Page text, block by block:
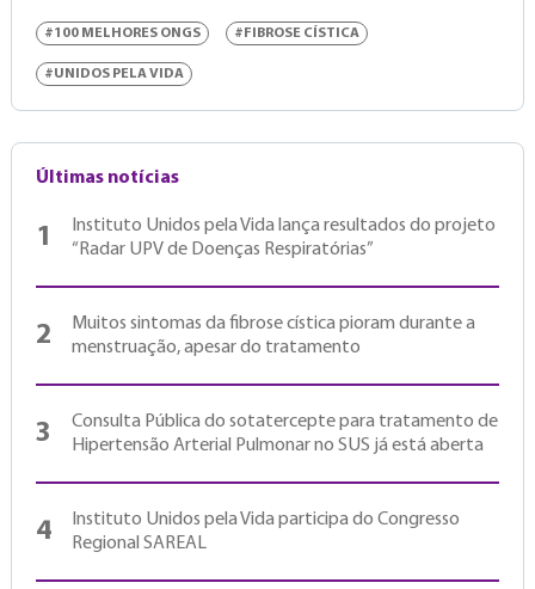
#100 MELHORES ONGS #FIBROSE CÍSTICA
#UNIDOS PELA VIDA
Últimas notícias
1
Instituto Unidos pela Vida lança resultados do projeto
“Radar UPV de Doenças Respiratórias”
2
Muitos sintomas da fibrose cística pioram durante a
menstruação, apesar do tratamento
3
Consulta Pública do sotatercepte para tratamento de
Hipertensão Arterial Pulmonar no SUS já está aberta
4
Instituto Unidos pela Vida participa do Congresso
Regional SAREAL